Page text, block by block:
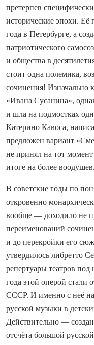
претерпев
исторические эпохи. Её
года в Петербурге, а
патриотического
и общества в
стоит одна полемика,
сочинения! Изначально
«Ивана Сусанина»,
и шла на подмостках
Катерино Кавоса,
предложен вариант
не принял на тот
итоге на более
В советские годы по
откровенно
вообще — доходило не
переименований
и до перекройки его
утвердилось либретто
репертуары театров
года этой оперой стали
СССР. И именно с неё
русской музыки в
Действительно —
отсчёта большой